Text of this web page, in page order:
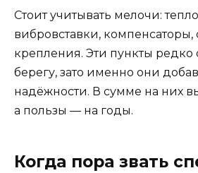
Стоит учитывать мелочи:
вибровставки, компенсаторы,
крепления. Эти пункты редко
берегу, зато именно они
надёжности. В сумме на них
а пользы — на годы.
Когда пора звать